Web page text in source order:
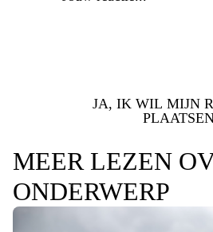
JA, IK WIL MIJN
MEER LEZEN
ONDERWERP